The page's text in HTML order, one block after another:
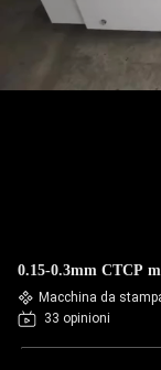
0.15-0.3mm CTCP
Macchina da
33 opinioni